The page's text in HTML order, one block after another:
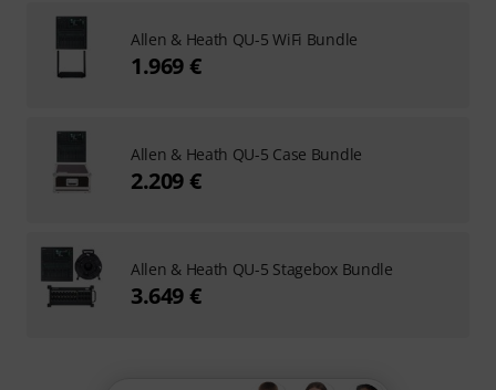
Allen & Heath QU-5 WiFi Bundle
1.969 €
Allen & Heath QU-5 Case Bundle
2.209 €
Allen & Heath QU-5 Stagebox Bundle
3.649 €